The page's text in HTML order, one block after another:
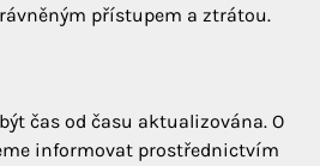
přístupem a ztrátou.
čas od času aktualizována. O
informovat prostřednictvím